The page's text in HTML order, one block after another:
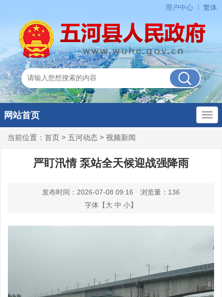
用户中心 繁体
网站首页
当前位置： 首页 > 五河动态 > 视频新闻
严盯汛情 泵站全天候迎战强降雨
发布时间：2026-07-08 09:16 浏览量： 136
字体【大 中 小】